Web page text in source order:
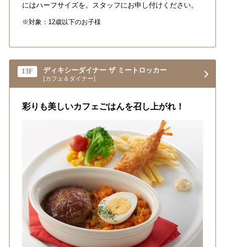
にはハーフサイズを。スタッフにお申し付けください。
※対象：12歳以下のお子様
13F ディキシーダイナー ザ ミートロッカー
[カフェ＆ダイナー]
彩りも美しいカフェごはんを召し上がれ！